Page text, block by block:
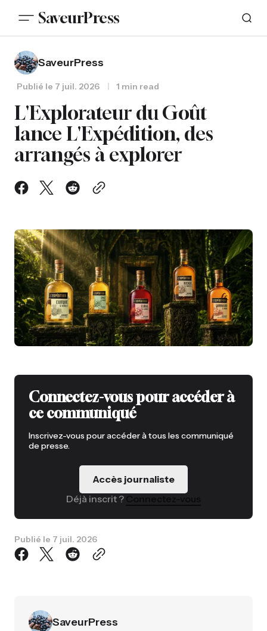
SaveurPress
SaveurPress
Publié le 7 juil. 2026 1 min read
L'Explorateur du Goût
lance L'Expédition, des
arrangés à explorer
Connectez-vous pour accéder à
ce communiqué
Inscrivez-vous pour accéder à tous les communiqué
de presse.
Accès journaliste
Déjà inscrit ?
Publié le 7 juil. 2026
SaveurPress